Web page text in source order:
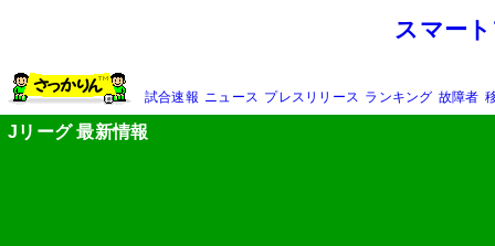
スマー
試合速報 ニュース プレスリリース ランキング 故障者
Jリーグ 最新情報